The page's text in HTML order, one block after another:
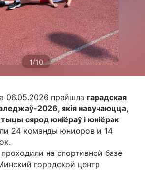
1/10
06.05.2026 прайшла гарадская
2026, якія навучаюцца,
сярод юніёраў і юніёрак
24 команды юниоров и 14
на спортивной базе
городской центр